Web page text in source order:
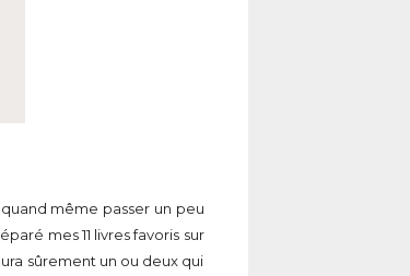
même passer un peu
mes 11 livres favoris sur
sûrement un ou deux qui